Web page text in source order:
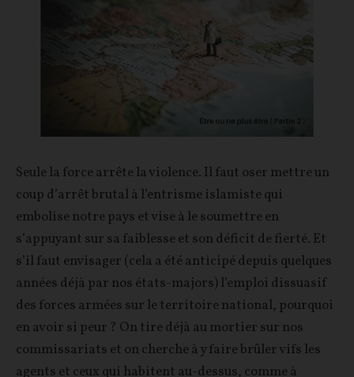
Seule la force arrête la violence. Il faut oser mettre un
coup d’arrêt brutal à l’entrisme islamiste qui
embolise notre pays et vise à le soumettre en
s’appuyant sur sa faiblesse et son déficit de fierté. Et
s’il faut envisager (cela a été anticipé depuis quelques
années déjà par nos états-majors) l’emploi dissuasif
des forces armées sur le territoire national, pourquoi
en avoir si peur ? On tire déjà au mortier sur nos
commissariats et on cherche à y faire brûler vifs les
agents et ceux qui habitent au-dessus, comme à